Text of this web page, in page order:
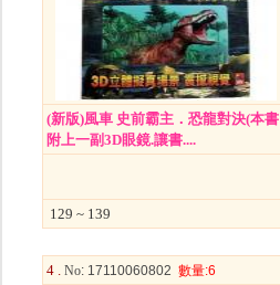
(新版)風車 史前霸主．恐龍對決(本書
附上一副3D眼鏡.讓書....
129 ~ 139
4 . No: 17110060802 數量:6